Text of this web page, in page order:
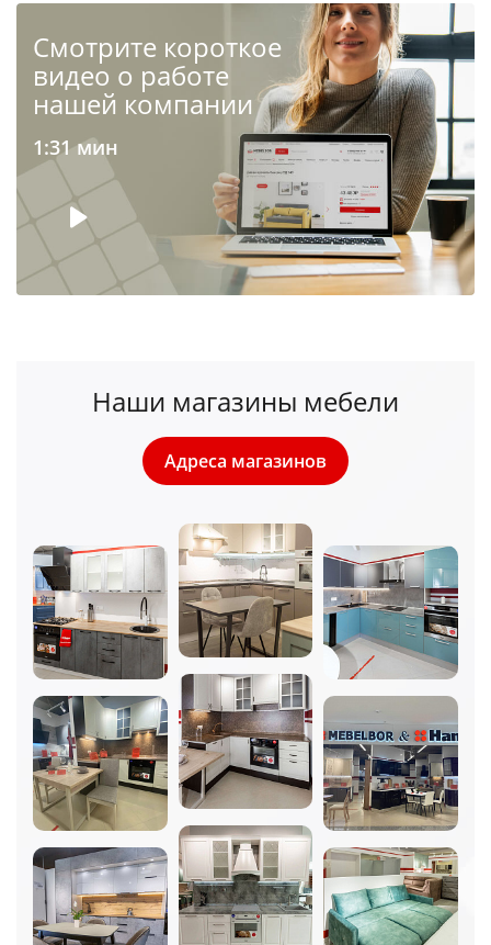
Cмотрите короткое
видео о работе
нашей компании
1:31 мин
Наши магазины мебели
Адреса магазинов